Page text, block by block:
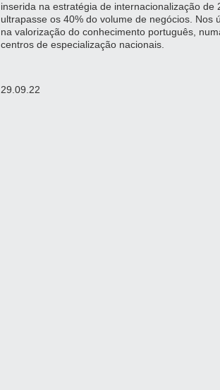
inserida na estratégia de internacionalização
ultrapasse os 40% do volume de negócios.
na valorização do conhecimento português,
centros de especialização nacionais.
29.09.22